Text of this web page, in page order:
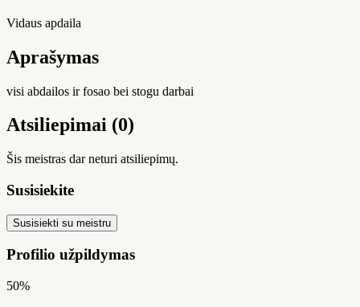
Vidaus apdaila
Aprašymas
visi abdailos ir fosao bei stogu darbai
Atsiliepimai (0)
Šis meistras dar neturi atsiliepimų.
Susisiekite
Susisiekti su meistru
Profilio užpildymas
50%